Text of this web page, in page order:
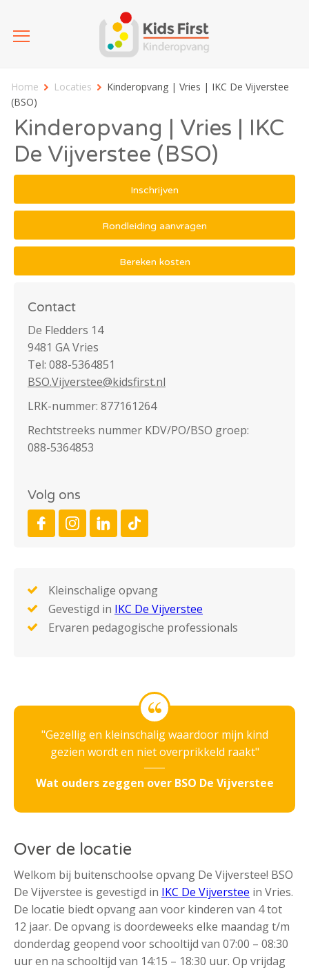
Home Locaties
Kinderopvang | Vries | IKC De Vijverstee
(BSO)
Kinderopvang | Vries | IKC
De Vijverstee (BSO)
Inschrijven
Rondleiding aanvragen
Bereken kosten
Contact
De Fledders 14
9481 GA Vries
Tel: 088-5364851
BSO.Vijverstee@kidsfirst.nl
LRK-nummer: 877161264
Rechtstreeks nummer KDV/PO/BSO groep:
088-5364853
Volg ons
Kleinschalige opvang
Gevestigd in IKC De Vijverstee
Ervaren pedagogische professionals
Gezellig en kleinschalig waardoor mijn kind
gezien wordt en niet overprikkeld raakt
Wat ouders zeggen over BSO De Vijverstee
Over de locatie
Welkom bij buitenschoolse opvang De Vijverstee! BSO
De Vijverstee is gevestigd in IKC De Vijverstee in Vries.
De locatie biedt opvang aan voor kinderen van 4 tot
12 jaar. De opvang is doordeweeks elke maandag t/m
donderdag geopend voor schooltijd van 07:00 – 08:30
uur en na schooltijd van 14:15 – 18:30 uur. Op vrijdag